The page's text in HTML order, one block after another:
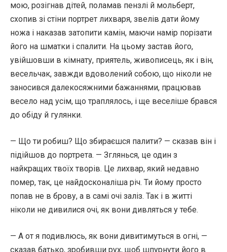
мою, розігнав дітей, поламав пензлі й мольберт,
схопив зі стіни портрет лихваря, звелів дати йому
ножа і наказав затопити камін, маючи намір порізати
його на шматки і спалити. На цьому застав його,
увійшовши в кімнату, приятель, живописець, як і він,
весельчак, завжди вдоволений собою, що ніколи не
заносився далекосяжними бажаннями, працював
весело над усім, що траплялось, і ще веселіше брався
до обіду й гулянки.
— Що ти робиш? Що збираєшся палити? — сказав він і
підійшов до портрета. — Зглянься, це один з
найкращих твоїх творів. Це лихвар, який недавно
помер, так, це найдосконаліша річ. Ти йому просто
попав не в брову, а в самі очі заліз. Так і в житті
ніколи не дивилися очі, як вони дивляться у тебе.
— А от я подивлюсь, як вони дивитимуться в огні, —
сказав батько, зробивши рух, щоб шпурнути його в